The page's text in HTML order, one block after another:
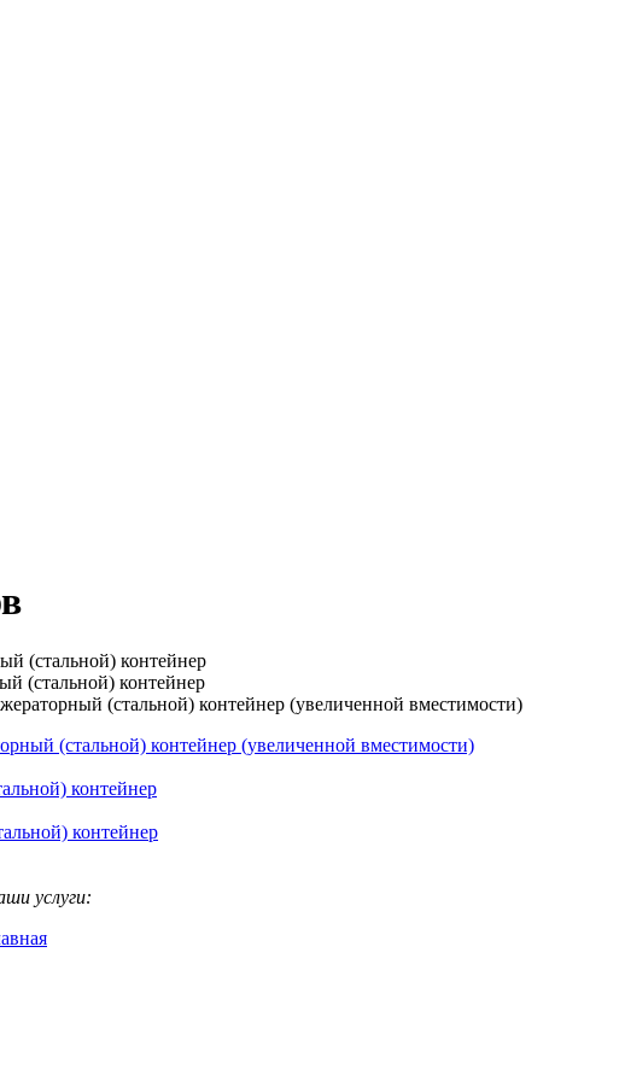
(стальной) контейнер
(стальной) контейнер
(стальной) контейнер (увеличенной вместимости)
(стальной) контейнер (увеличенной вместимости)
контейнер
контейнер
услуги: